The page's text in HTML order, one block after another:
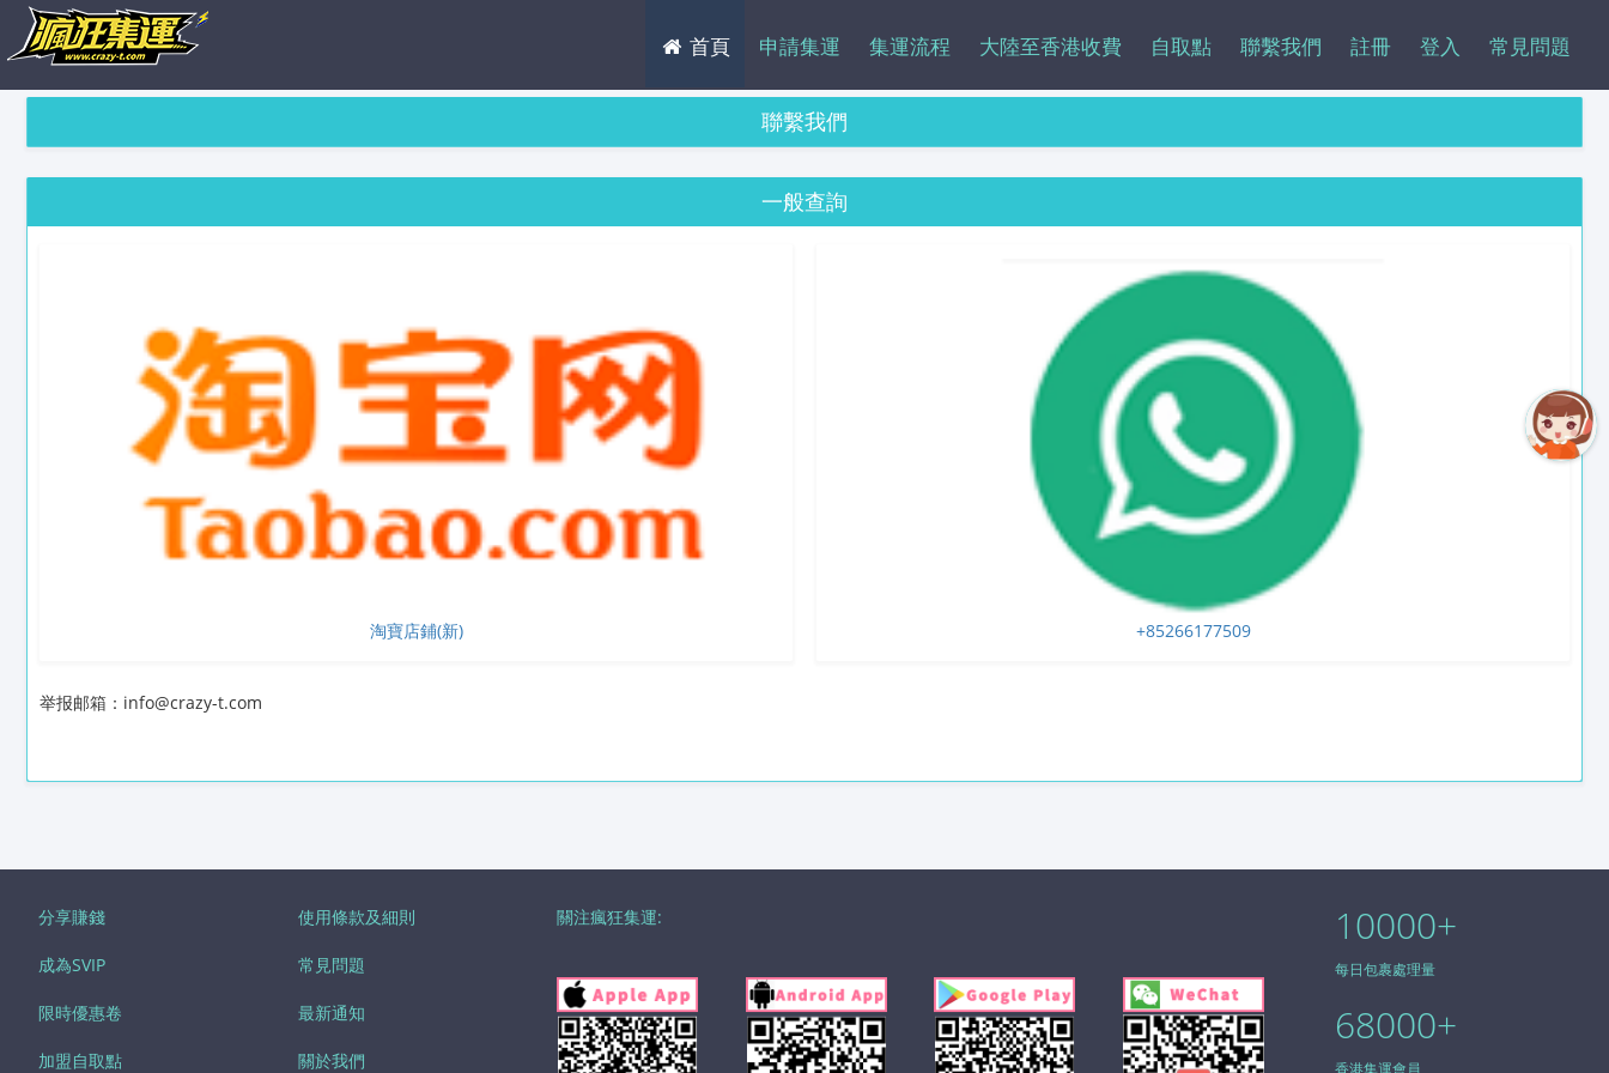
首頁 申請集運 集運流程 大陸至香港收費 自取點 聯繫我們 註冊 登入 常見問題
聯繫我們
一般查詢
淘寶店鋪(新) +85266177509
举报邮箱：info@crazy-t.com
分享賺錢
成為SVIP
限時優惠卷
加盟自取點
使用條款及細則
常見問題
最新通知
關於我們
關注瘋狂集運: 10000+
每日包裹處理量
68000+
香港集運會員